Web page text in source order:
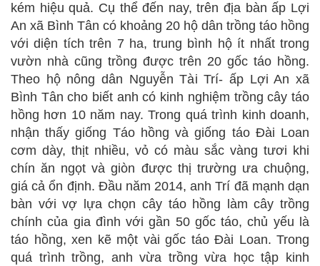
kém hiệu quả. Cụ thể đến nay, trên địa bàn ấp Lợi
An xã Bình Tân có khoảng 20 hộ dân trồng táo hồng
với diện tích trên 7 ha, trung bình hộ ít nhất trong
vườn nhà cũng trồng được trên 20 gốc táo hồng.
Theo hộ nông dân Nguyễn Tài Trí- ấp Lợi An xã
Bình Tân cho biết anh có kinh nghiệm trồng cây táo
hồng hơn 10 năm nay. Trong quá trình kinh doanh,
nhận thấy giống Táo hồng và giống táo Đài Loan
cơm dày, thịt nhiều, vỏ có màu sắc vàng tươi khi
chín ăn ngọt và giòn được thị trường ưa chuộng,
giá cả ổn định. Đầu năm 2014, anh Trí đã mạnh dạn
bàn với vợ lựa chọn cây táo hồng làm cây trồng
chính của gia đình với gần 50 gốc táo, chủ yếu là
táo hồng, xen kẽ một vài gốc táo Đài Loan. Trong
quá trình trồng, anh vừa trồng vừa học tập kinh